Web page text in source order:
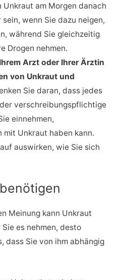
Unkraut am Morgen danach
wenn Sie dazu neigen,
während Sie gleichzeitig
Drogen nehmen.
Arzt oder Ihrer Ärztin
von Unkraut und
Sie daran, dass jedes
verschreibungspflichtige
einnehmen,
mit Unkraut haben kann.
auswirken, wie Sie sich
Meinung kann Unkraut
es nehmen, desto
dass Sie von ihm abhängig